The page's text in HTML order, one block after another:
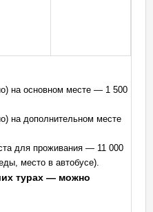
на основном месте — 1 500
на дополнительном месте
для проживания — 11 000
место в автобусе).
турах — можно